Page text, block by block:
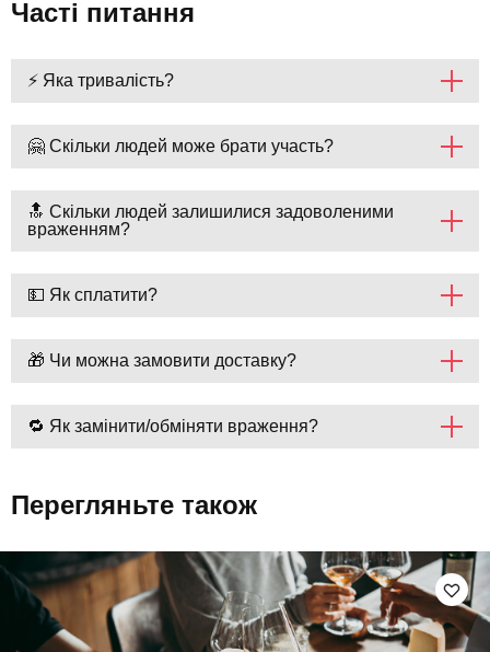
Часті питання
⚡ Яка тривалість?
🤗 Скільки людей може брати участь?
🔝 Скільки людей залишилися задоволеними
враженням?
💵 Як сплатити?
🎁 Чи можна замовити доставку?
🔁 Як замінити/обміняти враження?
Перегляньте також